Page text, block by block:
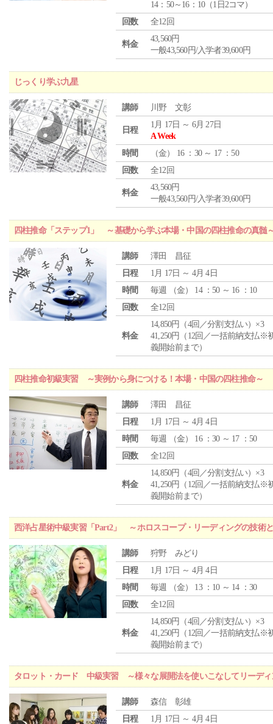
14：50～16：10（1日2コマ）
回数
全12回
料金
43,560円
一般43,560円/入学者39,600円
じっくり学ぶ九星
講師 川野 文彰
日程
1月 17日 ～ 6月 27日
A Week
時間
（金） 16 ：30 ～ 17 ：50
回数
全12回
料金
43,560円
一般43,560円/入学者39,600円
四柱推命「ステップ1」 ～基礎から学ぶ本場・中国の四柱推命の真髄
講師
澤田 昌征
日程
1月 17日 ～ 4月 4日
時間
毎週 （金） 14 ：50 ～ 16 ：10
回数
全12回
料金
14,850円（4回／分割支払い）×3
41,250円（12回／一括前納支払※
義開始前まで）
四柱推命初級実習 ～実例から身につける！本場・中国の四柱推命～
講師
澤田 昌征
日程
1月 17日 ～ 4月 4日
時間
毎週 （金） 16 ：30 ～ 17 ：50
回数
全12回
料金
14,850円（4回／分割支払い）×3
41,250円（12回／一括前納支払※
義開始前まで）
西洋占星術中級実習「Part2」 ～ホロスコープ・リーディングの技術
講師
狩野 みどり
日程
1月 17日 ～ 4月 4日
時間
毎週 （金） 13 ：10 ～ 14 ：30
回数
全12回
料金
14,850円（4回／分割支払い）×3
41,250円（12回／一括前納支払※
義開始前まで）
タロット・カード 中級実習 ～様々な展開法を使いこなしてリーディ
講師
森信 彰雄
日程
1月 17日 ～ 4月 4日